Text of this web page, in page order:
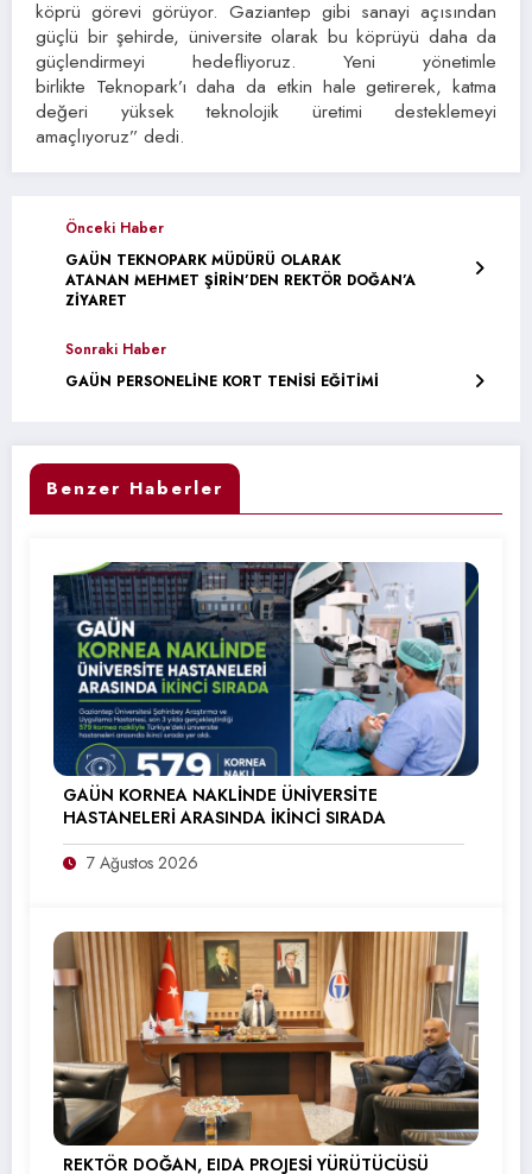
köprü görevi görüyor. Gaziantep gibi sanayi açısından
güçlü bir şehirde, üniversite olarak bu köprüyü daha da
güçlendirmeyi hedefliyoruz. Yeni yönetimle
birlikte Teknopark’ı daha da etkin hale getirerek, katma
değeri yüksek teknolojik üretimi desteklemeyi
amaçlıyoruz” dedi.
Önceki Haber
GAÜN TEKNOPARK MÜDÜRÜ OLARAK
ATANAN MEHMET ŞİRİN’DEN REKTÖR DOĞAN’A
ZİYARET
Sonraki Haber
GAÜN PERSONELİNE KORT TENİSİ EĞİTİMİ
Benzer Haberler
GAÜN KORNEA NAKLİNDE ÜNİVERSİTE
HASTANELERİ ARASINDA İKİNCİ SIRADA
7 Ağustos 2026
REKTÖR DOĞAN, EIDA PROJESİ YÜRÜTÜCÜSÜ